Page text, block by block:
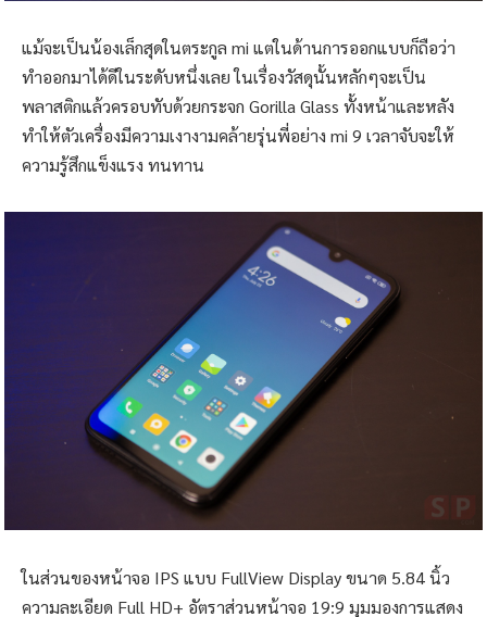
แม้จะเป็นน้องเล็กสุดในตระกูล mi แต่ในด้านการออกแบบก็ถือว่า
ทำออกมาได้ดีในระดับหนึ่งเลย ในเรื่องวัสดุนั้นหลักๆจะเป็น
พลาสติกแล้วครอบทับด้วยกระจก Gorilla Glass ทั้งหน้าและหลัง
ทำให้ตัวเครื่องมีความเงางามคล้ายรุ่นพี่อย่าง mi 9 เวลาจับจะให้
ความรู้สึกแข็งแรง ทนทาน
ในส่วนของหน้าจอ IPS แบบ FullView Display ขนาด 5.84 นิ้ว
ความละเอียด Full HD+ อัตราส่วนหน้าจอ 19:9 มุมมองการแสดง